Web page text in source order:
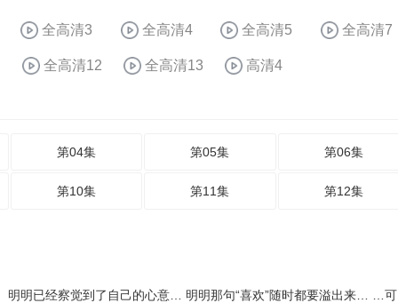
全高清3 全高清4 全高清5 全高清7
全高清12 全高清13 高清4
第04集 第05集 第06集
第10集 第11集 第12集
明明已经察觉到了自己的心意… 明明那句“喜欢”随时都要溢出来… …可